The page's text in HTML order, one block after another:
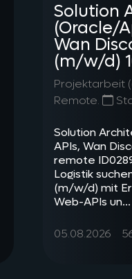
Solution
(Oracle/
Wan
(m/w/d)
Projektarbeit
Remote.
Solution
APIs, Wan
remote
Logistik
(m/w/d) mit
Web-APIs un...
05.08.2026